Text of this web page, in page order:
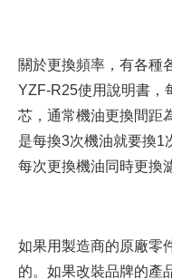
關於更換頻率，有各種
YZF-R25使用說明書，
芯，通常機油更換間距
是每換3次機油就要換1
每次更換機油同時更換
如果用製造商的原廠零
的。如果改裝品牌的產